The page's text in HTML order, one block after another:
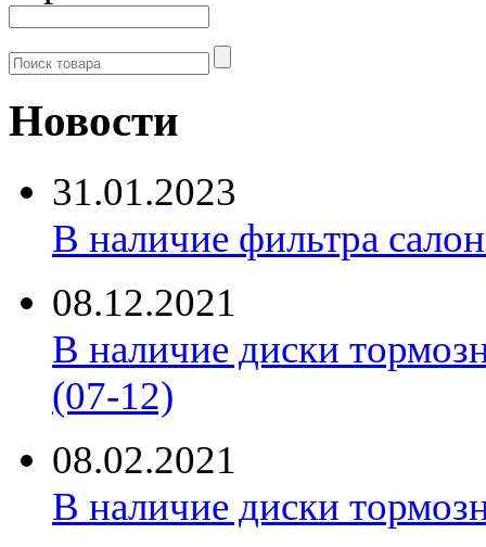
Новости
31.01.2023
В наличие фильтра
08.12.2021
В наличие диски
(07-12)
08.02.2021
В наличие диски